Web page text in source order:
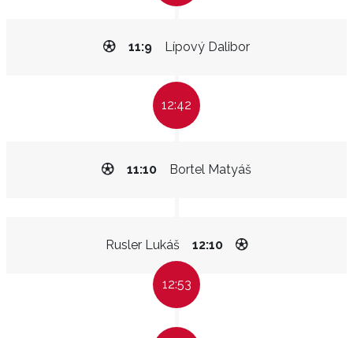
Lípový Dalibor
11:9
12:42
Bortel Matyáš
11:10
Rusler Lukáš 12:10
12:53